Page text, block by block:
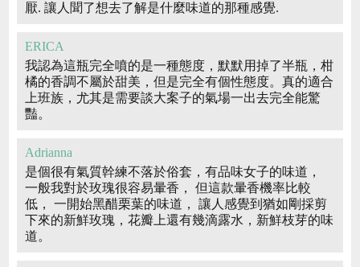
厭. 讓人聞了想去了解是什麼味道的那種感覺.
ERICA
我認為這瓶完全噴的是一種態度，默默用掉了半瓶，柑
橘的香調不屬於甜美，但是完全有個性態度。真的適合
上班族，尤其是需要談大案子的氣場一出去完全能驚
豔。
Adrianna
是個很有氣質幹練不落於俗套，有品味女子的味道，
一般我對於玫瑰很容易暈香， 但這款暈香機率比較
低， 一開始黑醋栗葉的味道， 讓人感覺到猶如剛採剪
下來的新鮮玫瑰，花瓣上還有幾滴露水，新鮮枝芽的味
道。